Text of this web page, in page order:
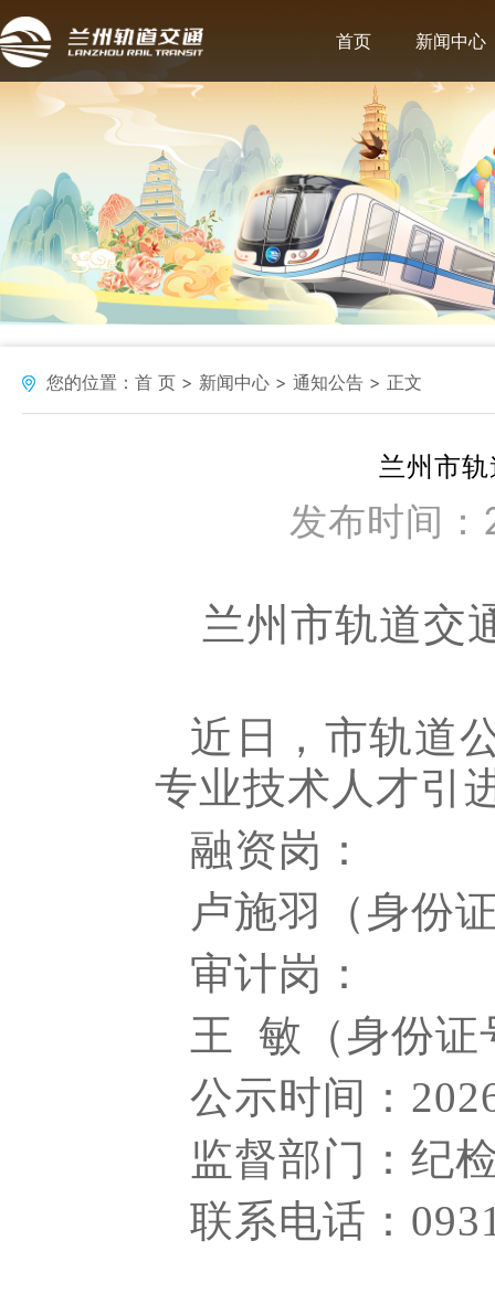
首页 新闻中心
您的位置： 首 页 新闻中心 通知公告 正文
兰州市
发布时间
兰州市轨道交
近日，市轨道
专业技术人才引
融资岗：
卢施羽（身份
审计岗：
王
敏（身份证
公示时间：
监督部门： 纪
联系电话：